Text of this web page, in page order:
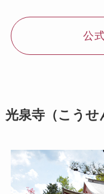
公
光泉寺（こうせ